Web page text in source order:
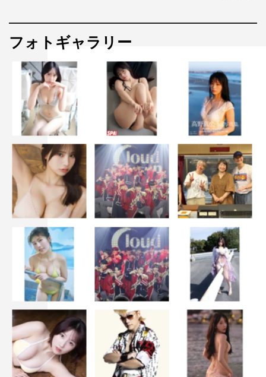
千夏、ファーストサマーウイカ
SPゲスト：城田優／竹内涼真／マツコ･デラックス（五十
音順）
■女性ゲスト（五十音順）
＜地元自慢＞
アンミカ、磯山さやか、江上敬子（ニッチェ）、加藤ロー
サ、川栄李奈、島谷ひとみ、髙木菜那、中野美奈子、モモ
コ（ハイヒール）、やす子、保田圭、箭内夢菜、横澤夏子
＜2024年開運旅＞
台湾旅ロケ：朝日奈央、大久保佳代子、浜口京子、ファー
ストサマーウイカ、MEGUMI、モモコ（ハイヒール）
スタジオ：浅田舞、アンミカ、大家志津香、木村多江、重
盛さと美、白石麻衣、平愛梨、野々村友紀子、松本伊代、
モモコ（ハイヒール）、YOU、梨花
＜ズボラVS几帳面＞
浅田舞、あの、アンミカ、大家志津香、木村多江、重盛さ
と美、平愛梨、野々村友紀子、松本伊代、モモコ（ハイヒ
ール）、YOU、梨花
フォトギャラリー